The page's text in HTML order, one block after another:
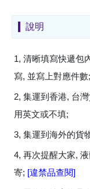
說明
1, 清晰填寫快遞包
寫, 並寫上對應件數;
2, 集運到香港, 台
用英文或不填;
3, 集運到海外的貨
4, 再次提醒大家,
寄; [違禁品查閱]